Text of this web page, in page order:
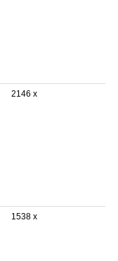
2146 x
1538 x